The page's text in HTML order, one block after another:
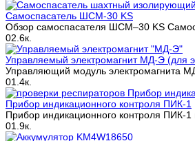
Cамоспасатель ШСМ-30 KS
Обзор самоспасателя ШСМ–30 KS
02.6к.
Управляемый электромагнит МД-Э (для
Управляющий модуль электромагнита
01.4к.
Прибор индикационного контроля ПИК-1
Прибор индикационного контроля ПИК-1
01.9к.